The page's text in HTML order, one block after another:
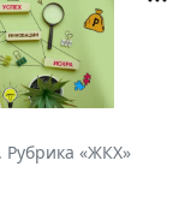
Рубрика «ЖКХ»